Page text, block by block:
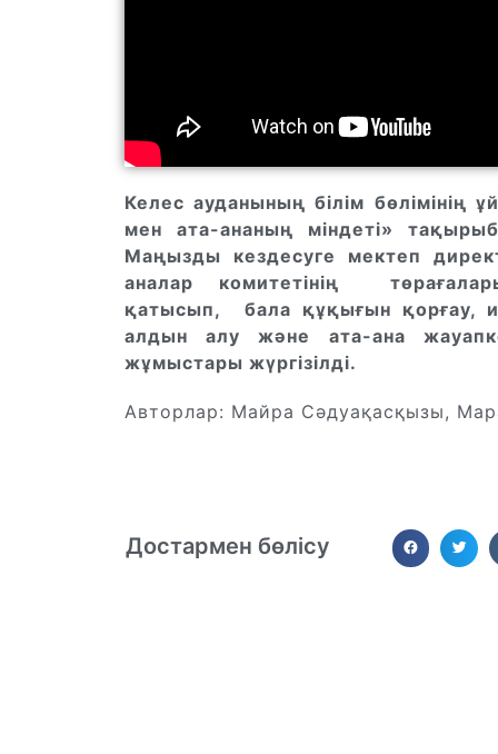
Келес ауданының білім бөлімінің
мен ата-ананың міндеті»
Маңызды кездесуге мектеп
аналар комитетінің
қатысып, бала құқығын қорғау,
алдын алу және ата-ана
жұмыстары жүргізілді.
Авторлар: Майра Сәдуақасқызы,
Достармен бөлісу